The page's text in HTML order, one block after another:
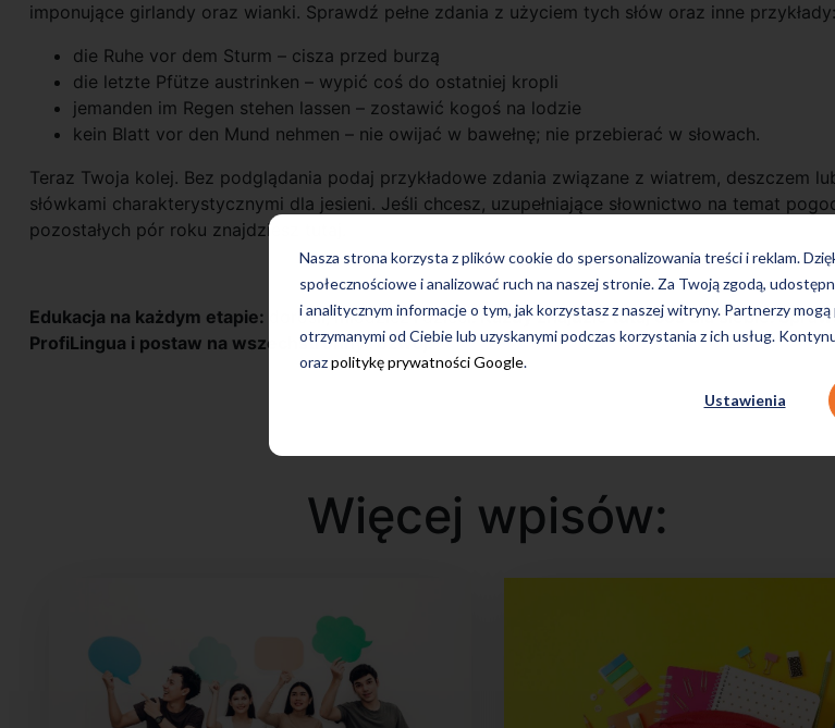
Nasza strona korzysta z plików cookie do spersonalizowania treści i reklam.
społecznościowe i analizować ruch na naszej stronie. Za Twoją zgodą,
i analitycznym informacje o tym, jak korzystasz z naszej witryny. Partnerzy
otrzymanymi od Ciebie lub uzyskanymi podczas korzystania z ich usług.
orazpolitykę prywatności Google.
Ustawienia
imponujące girlandy oraz wianki. Sprawdź pełne zdania z użyciem tych słów oraz inne przykłady:
die Ruhe vor dem Sturm – cisza przed burzą
die letzte Pfütze austrinken – wypić coś do ostatniej kropli
jemanden im Regen stehen lassen – zostawić kogoś na lodzie
kein Blatt vor den Mund nehmen – nie owijać w bawełnę; nie przebierać w słowach.
Teraz Twoja kolej. Bez podglądania podaj przykładowe zdania związane z wiatrem, deszczem
słówkami charakterystycznymi dla jesieni. Jeśli chcesz, uzupełniające słownictwo na temat
pozostałych pór roku znajdziesz
Edukacja na każdym etapie: orośli,młodzieżidzieci. Każdy znajdzie tutaj coś dla siebie.
ProfiLingua i postaw na wszechstronny rozwój.
Więcej wpisów: